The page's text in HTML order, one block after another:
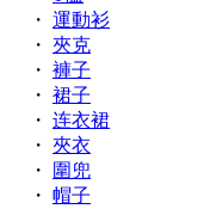
・ 運動衫
・ 夾克
・ 褲子
・ 裙子
・ 连衣裙
・ 夾衣
・
圍兜
・ 帽子